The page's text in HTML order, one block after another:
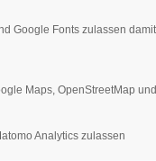
Google Fonts zulassen
Maps, OpenStreetMap
Analytics zulassen